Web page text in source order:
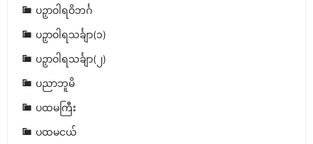
ပဉှာဝါရဝိဘင်္ဂ
ပဉှာဝါရသင်္ချာ(၁)
ပဉှာဝါရသင်္ချာ(၂)
ပညာဘူမိ
ပထမကြီး
ပထမငယ်